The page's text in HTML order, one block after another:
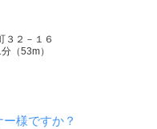
３２－１６
（53m）
様ですか？